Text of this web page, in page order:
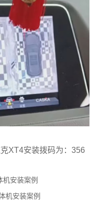
XT4安装拨码为：356
机安装案例
机安装案例